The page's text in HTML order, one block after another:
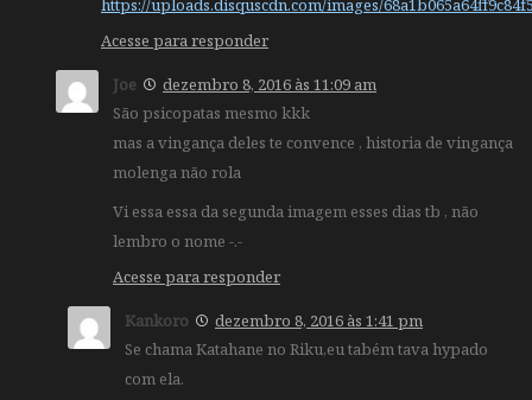
https://uploads.disquscdn.com/images/
Acesse para responder
Joe
dezembro 8, 2016 às 11:09 am
São psicopatas mesmo kkk
mas a vingança deles te convence , historia de vingança
molenga não rola
Vi essa essa da segunda imagem esses dias tb , não
lembro o nome -.-
Acesse para responder
Kankoro
dezembro 8, 2016 às 1:41 pm
Se chama Katahane no Riku,eu tabém tava hypado
com ela.